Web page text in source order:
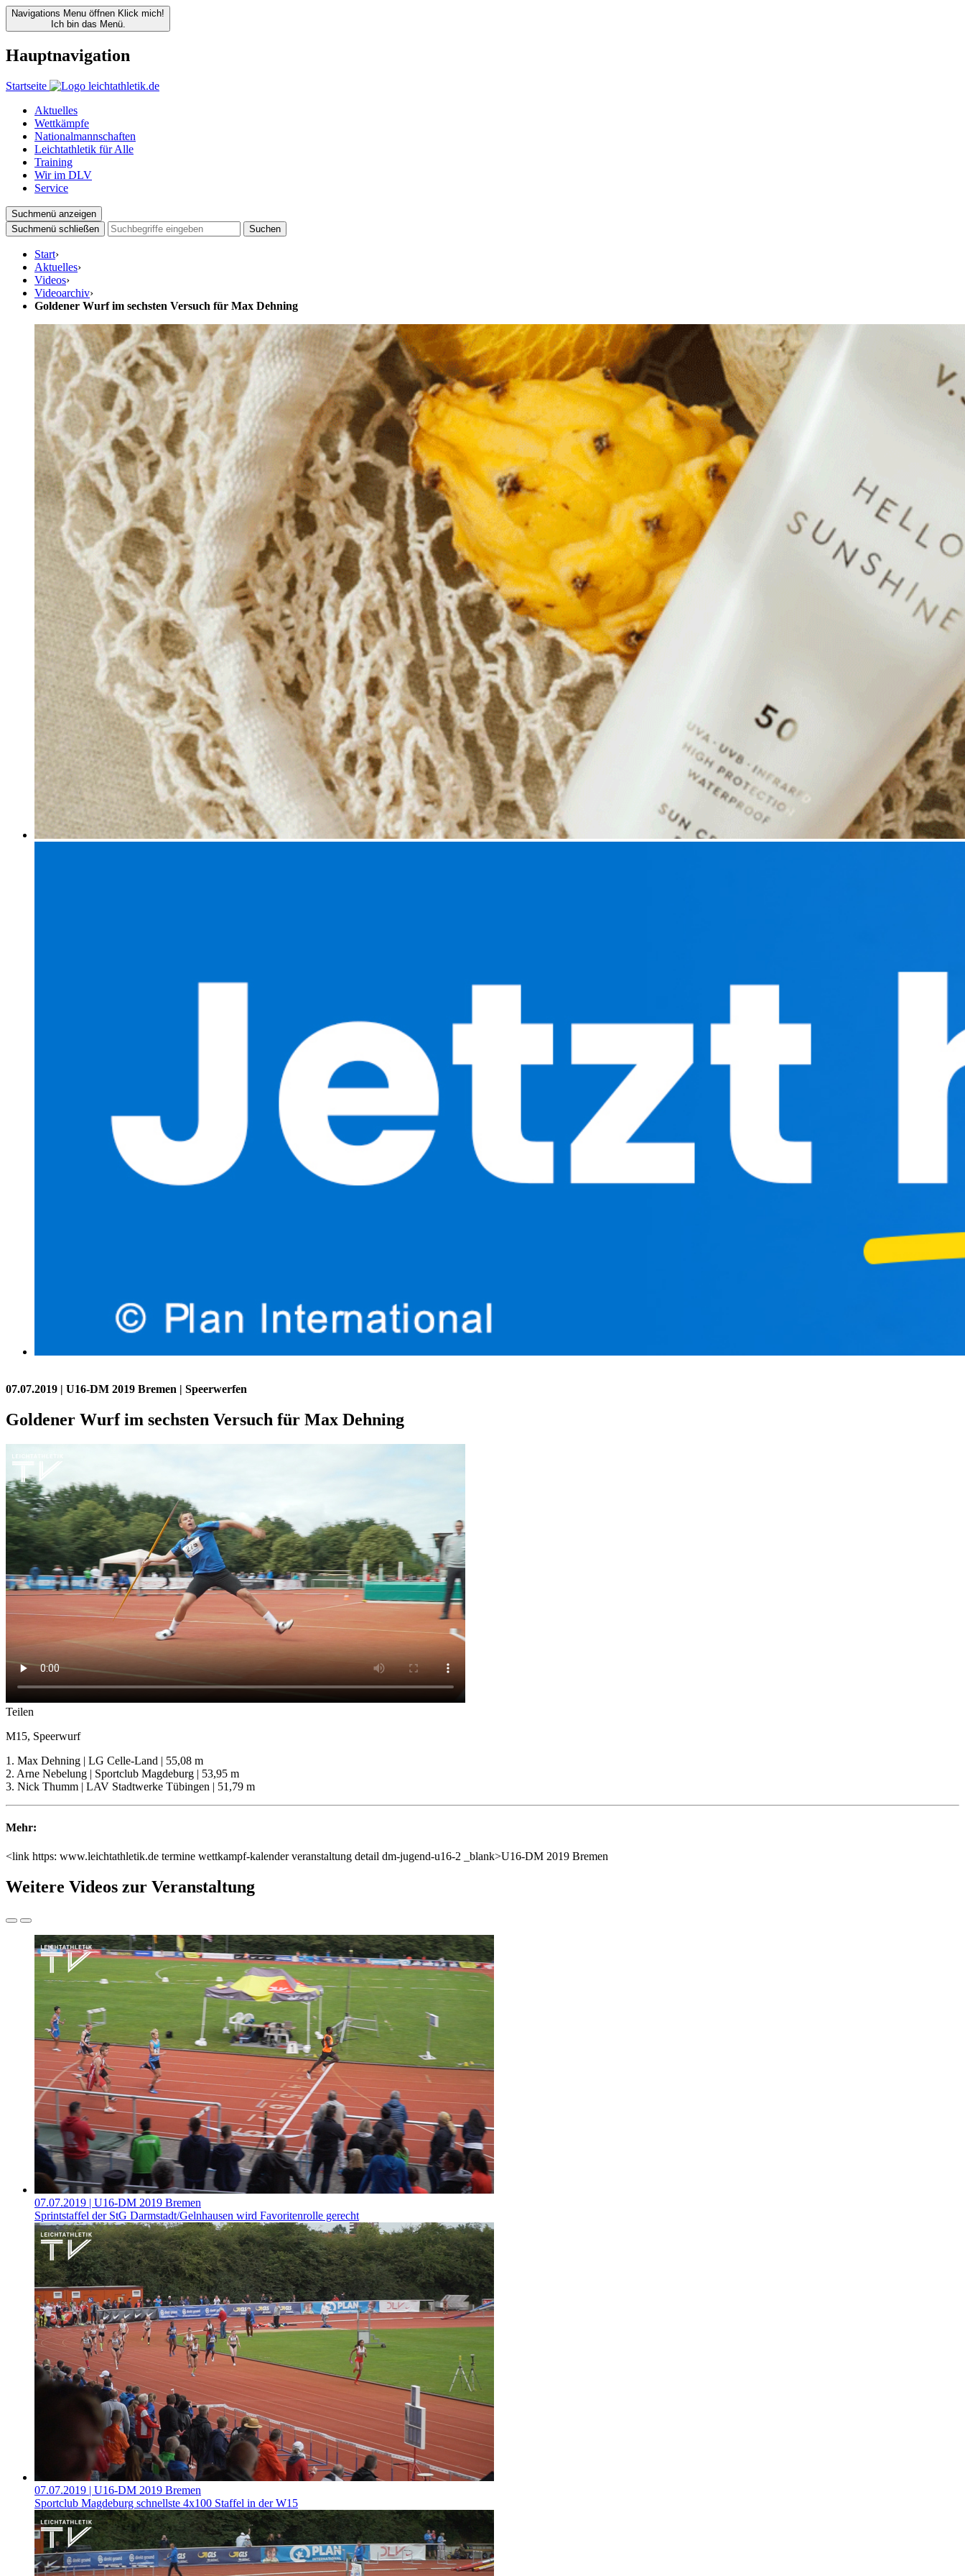
Navigations Menu öffnen Klick mich!
Ich bin das Menü.
Hauptnavigation
Startseite
Aktuelles
Wettkämpfe
Nationalmannschaften
Leichtathletik für Alle
Training
Wir im DLV
Service
Suchmenü anzeigen
Suchmenü schließen
Suchen
Start›
Aktuelles›
Videos›
Videoarchiv›
Goldener Wurf im sechsten Versuch für Max Dehning
07.07.2019 | U16-DM 2019 Bremen | Speerwerfen
Goldener Wurf im sechsten Versuch für Max Dehning
Teilen
M15, Speerwurf
1. Max Dehning | LG Celle-Land | 55,08 m
2. Arne Nebelung | Sportclub Magdeburg | 53,95 m
3. Nick Thumm | LAV Stadtwerke Tübingen | 51,79 m
Mehr:
<link https: www.leichtathletik.de termine wettkampf-kalender veranstaltung detail dm-jugend-u16-2 _blank>U16-DM 2019 Bremen
Weitere Videos zur Veranstaltung
07.07.2019 | U16-DM 2019 Bremen
Sprintstaffel der StG Darmstadt/Gelnhausen wird Favoritenrolle gerecht
07.07.2019 | U16-DM 2019 Bremen
Sportclub Magdeburg schnellste 4x100 Staffel in der W15